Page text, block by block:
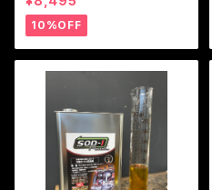
リン車専用です
10%OFF